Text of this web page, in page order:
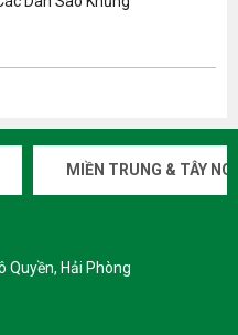
MIỀN TRUNG & TÂY
Quyền, Hải Phòng